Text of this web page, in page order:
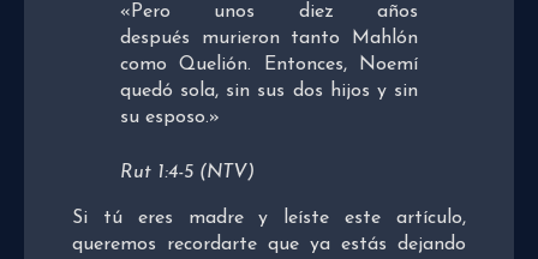
«Pero unos diez años
después murieron tanto Mahlón
como Quelión. Entonces, Noemí
quedó sola, sin sus dos hijos y sin
su esposo.»
Rut 1:4-5 (NTV)
Si tú eres madre y leíste este artículo,
queremos recordarte que ya estás dejando